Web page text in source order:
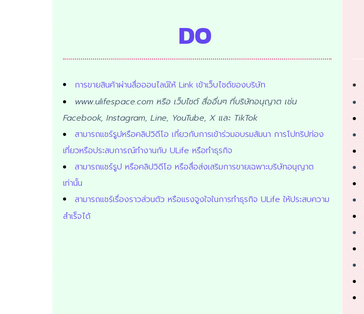
DO
การขายสินค้าผ่านสื่อออนไลน์ให้ Link เข้าเว็บไชต์ของบริษัท
www.ulifespace.com หรือ เว็บไชต์ สื่ออื่นๆ ที่บริษัทอนุญาต เช่น
Facebook, Instagram, Line, YouTube, X และ TikTok
สามารถแชร์รูปหรือคลิปวิดีโอ เกี่ยวกับการเข้าร่วมอบรมสัมนา การโปทริปท่อง
เที่ยวหรือประสบการณ์ทำงานกับ ULife หรือทำธุรกิจ
สามารถแชร์รูป หรือคลิปวิดีโอ หรือสื่อส่งเสริมการขายเฉพาะบริษัทอนุญาต
เท่านั้น
สามารถแชร์เรื่องราวส่วนตัว หรือแรงจูงใจในการทำธุรกิจ ULife ให้ประสบความ
สำเร็จได้